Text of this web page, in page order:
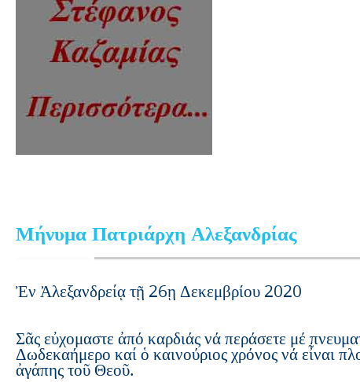
Μήνυμα Πατριάρχη Αλεξανδρίας
Ἐν Ἀλεξανδρείᾳ τῇ 26ῃ Δεκεμβρίου 2020
Σᾶς εὐχομαστε ἀπό καρδιάς νά περάσετε μέ
Δωδεκαήμερο καί ὁ καινούριος χρόνος νά εἶναι
ἀγάπης τοῦ Θεοῦ.